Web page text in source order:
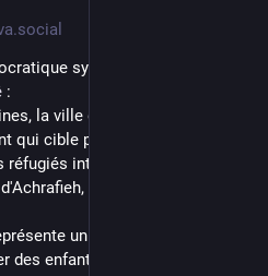
syrien (CDS) concernant
:
la ville de Kobanê est
qui cible plus d'un demi-million
internes originaires
de Tabqa et de
un danger extrême pour
des enfants, des malades et des